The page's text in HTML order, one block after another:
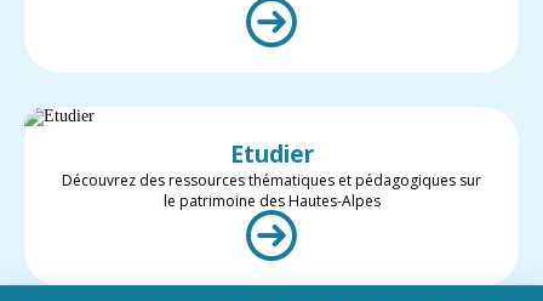
Etudier
Découvrez des ressources thématiques et pédagogiques sur
le patrimoine des Hautes-Alpes